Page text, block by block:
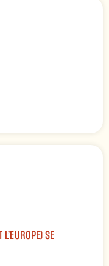
SE